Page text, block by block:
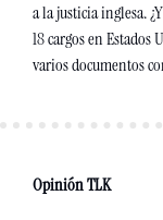
a la justicia inglesa.
18 cargos en
varios documentos
Opinión TLK